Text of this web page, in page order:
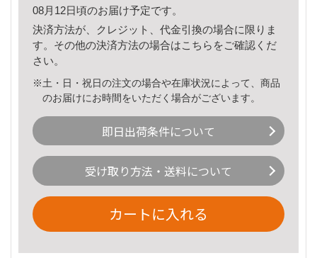
08月12日頃のお届け予定です。
決済方法が、クレジット、代金引換の場合に限りま
す。その他の決済方法の場合はこちら をご確認くだ
さい。
※土・日・祝日の注文の場合や在庫状況によって、商品
のお届けにお時間をいただく場合がございます。
即日出荷条件について
受け取り方法・送料について
カートに入れる